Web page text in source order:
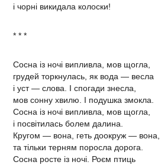
і чорні викидала колоски!
* * *
Сосна із ночі випливла, мов щогла,
грудей торкнулась, як вода — весла
і уст — слова. І спогади знесла,
мов сонну хвилю. І подушка змокла.
Сосна із ночі випливла, мов щогла,
і посвітилась болем далина.
Кругом — вона, геть доокруж — вона,
та тільки терням поросла дорога.
Сосна росте із ночі. Роєм птиць